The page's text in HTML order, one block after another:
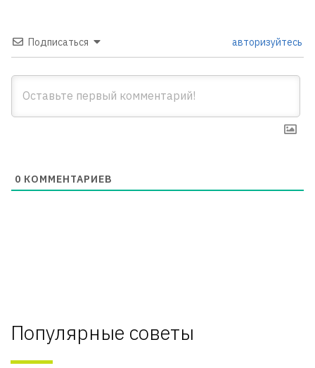
Подписаться авторизуйтесь
0 КОММЕНТАРИЕВ
Популярные советы